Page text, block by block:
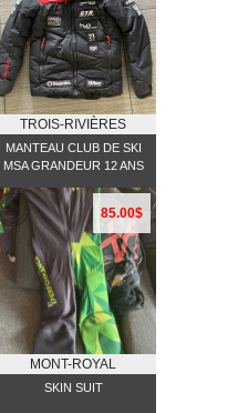
TROIS-RIVIÈRES
MANTEAU CLUB DE SKI
MSA GRANDEUR 12 ANS
85.00$
MONT-ROYAL
SKIN SUIT